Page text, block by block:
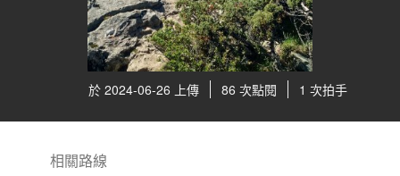
於 2024-06-26 上傳 86 次點閱 1 次拍手
相關路線